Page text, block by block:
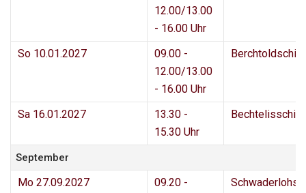
12.00/13.00
- 16.00 Uhr
So 10.01.2027
09.00 -
12.00/13.00
- 16.00 Uhr
Sa 16.01.2027
13.30 -
15.30 Uhr
September
Mo 27.09.2027
09.20 -